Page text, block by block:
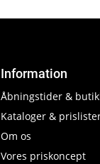
Information
Åbningstider &
Kataloger &
Om os
Vores priskoncept